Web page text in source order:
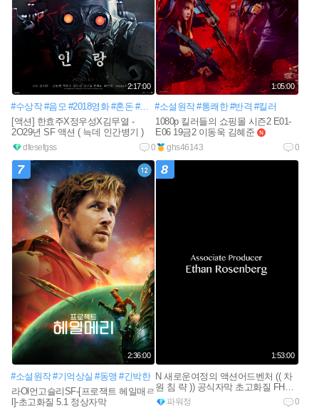
2:17:00
#수상작 #음모 #2018영화 #혼돈 #반정부 #인간병기#테러단체 #특기대
[액션] 한효주X정우성X김무열 -
2O29년 SF 액션 ( 늑데 인간병기 )
dfesefgss 0
1:05:00
#소설원작#통쾌한 #반격 #킬러
1080p 킬러들의 쇼핑몰 시즌2 E01-
E06 19금2 이동욱 김혜준 new
ghs46143 0
7
2:36:00
#소설원작#기억상실 #동맹 #긴박한
라Ol언고슬리SF-[프로잭트 헤일매ㄹ
l]-초고화질 5.1 정상자막
8
1:53:00
N 새로운여정의 액션어드벤처 (( 차
원 침 략 )) 공식자막 초고화질 FHD
5.1 파워정 0